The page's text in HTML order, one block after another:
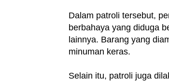
Dalam patroli tersebut,
berbahaya yang diduga
lainnya. Barang yang
minuman keras.
Selain itu, patroli juga